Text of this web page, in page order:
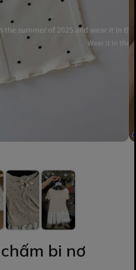
bi nơ